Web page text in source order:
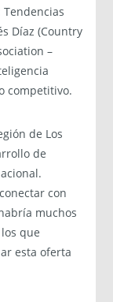
Díaz (Country
–
competitivo.
de Los
de
con
muchos
que
esta oferta